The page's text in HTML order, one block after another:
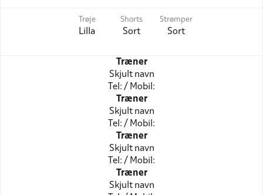
Trøje
Lilla
Shorts
Sort
Strømper
Sort
Træner
Skjult navn
Tel: / Mobil:
Træner
Skjult navn
Tel: / Mobil:
Træner
Skjult navn
Tel: / Mobil:
Træner
Skjult navn